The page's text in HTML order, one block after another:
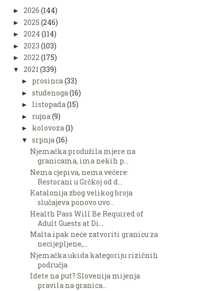
► 2026 (144)
► 2025 (246)
► 2024 (114)
► 2023 (103)
► 2022 (175)
▼ 2021 (339)
► prosinca(33)
► studenoga (16)
► listopada(15)
► rujna (9)
► kolovoza(1)
▼ srpnja (16)
Njemačka produžila mjere na
granicama, ima nekih p...
Nema cjepiva, nema večere:
Restorani u Grčkoj od d...
Katalonija zbog velikog broja
slučajeva ponovo uvo...
Health Pass Will Be Required of
Adult Guests at Di...
Malta ipak neće zatvoriti granicu za
necijepljene,...
Njemačka ukida kategoriju rizičnih
područja
Idete na put? Slovenija mijenja
pravila na granica...